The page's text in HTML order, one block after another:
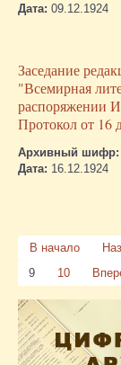
Дата: 09.12.1924
Заседание
"Всемирная
распоряжении
Протокол от 16
Архивный шифр:
Дата: 16.12.1924
В начало
9
10